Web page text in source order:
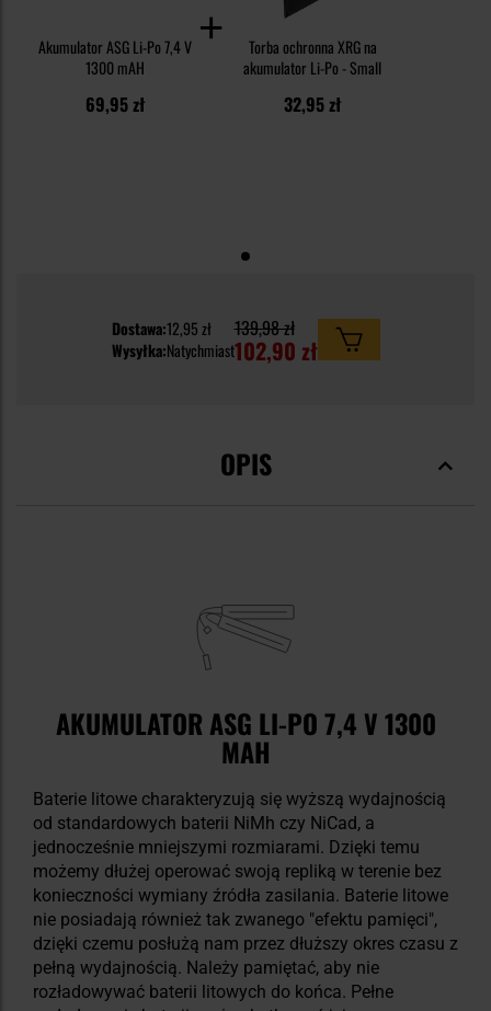
Akumulator ASG Li-Po 7,4 V
1300 mAH
69,95 zł
Torba ochronna XRG na
akumulator Li-Po - Small
32,95 zł
Dostawa:12,95 zł
Wysyłka:Natychmiast
139,98 zł
102,90 zł
OPIS
AKUMULATOR ASG LI-PO 7,4 V 1300
MAH
Baterie litowe charakteryzują się wyższą wydajnością
od standardowych baterii NiMh czy NiCad, a
jednocześnie mniejszymi rozmiarami. Dzięki temu
możemy dłużej operować swoją repliką w terenie bez
konieczności wymiany źródła zasilania. Baterie litowe
nie posiadają również tak zwanego "efektu pamięci",
dzięki czemu posłużą nam przez dłuższy okres czasu z
pełną wydajnością. Należy pamiętać, aby nie
rozładowywać baterii litowych do końca. Pełne